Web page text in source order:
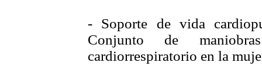
- Soporte de vida
Conjunto de
cardiorrespiratorio en la